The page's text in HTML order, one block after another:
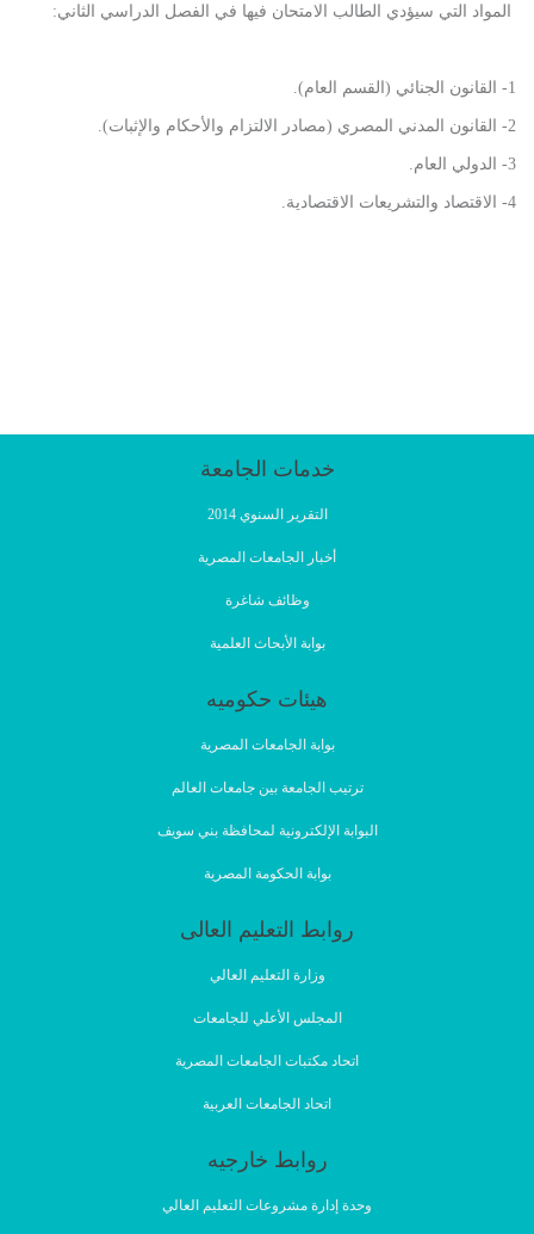
المواد التي سيؤدي الطالب الامتحان فيها في الفصل الدراسي الثاني:
1- القانون الجنائي (القسم العام).
2- القانون المدني المصري (مصادر الالتزام والأحكام والإثبات).
3- الدولي العام.
4- الاقتصاد والتشريعات الاقتصادية.
خدمات الجامعة
التقرير السنوي 2014
أخبار الجامعات المصرية
وظائف شاغرة
بوابة الأبحاث العلمية
هيئات حكوميه
بوابة الجامعات المصرية
ترتيب الجامعة بين جامعات العالم
البوابة الإلكترونية لمحافظة بني سويف
بوابة الحكومة المصرية
روابط التعليم العالى
وزارة التعليم العالي
المجلس الأعلي للجامعات
اتحاد مكتبات الجامعات المصرية
اتحاد الجامعات العربية
روابط خارجيه
وحدة إدارة مشروعات التعليم العالي